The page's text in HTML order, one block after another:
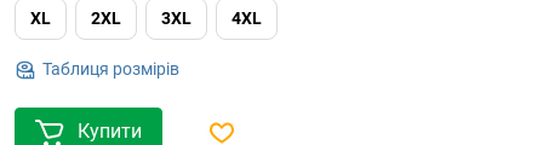
XL 2XL 3XL 4XL
Таблиця розмірів
Купити